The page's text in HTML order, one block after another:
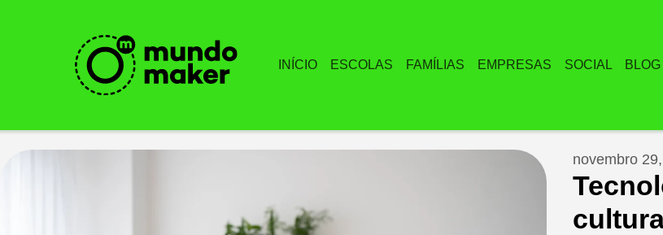
INÍCIO ESCOLAS FAMÍLIAS EMPRESAS SOCIAL BLOG
novembro